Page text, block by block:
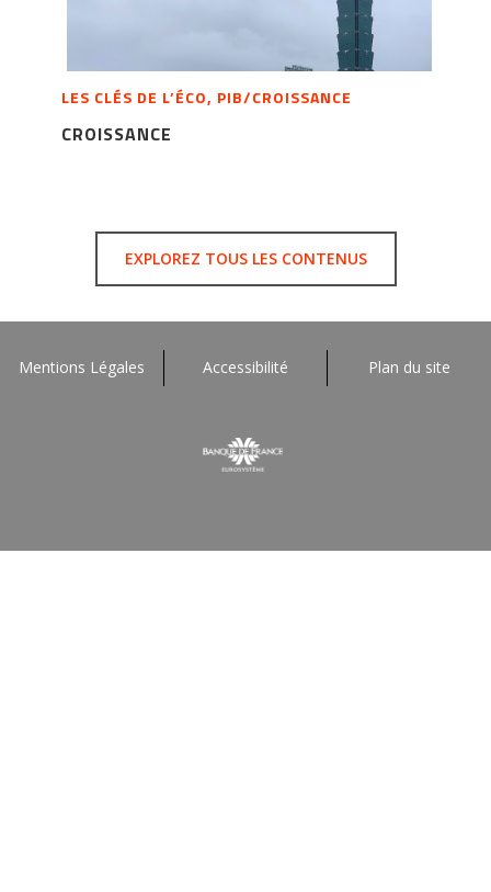
LES CLÉS DE L’ÉCO, PIB/CROISSANCE
CROISSANCE
EXPLOREZ TOUS LES CONTENUS
Mentions Légales Accessibilité Plan du site